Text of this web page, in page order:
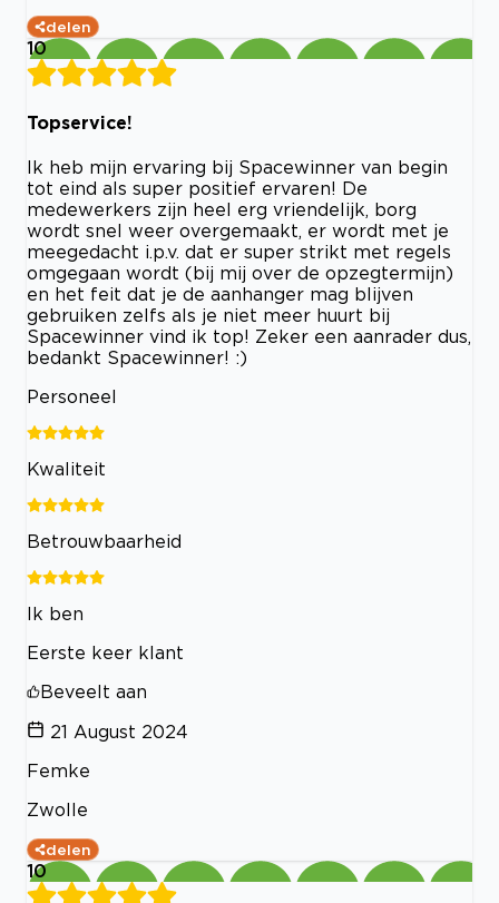
delen
10
Topservice!
Ik heb mijn ervaring bij Spacewinner van begin
tot eind als super positief ervaren! De
medewerkers zijn heel erg vriendelijk, borg
wordt snel weer overgemaakt, er wordt met je
meegedacht i.p.v. dat er super strikt met regels
omgegaan wordt (bij mij over de opzegtermijn)
en het feit dat je de aanhanger mag blijven
gebruiken zelfs als je niet meer huurt bij
Spacewinner vind ik top! Zeker een aanrader dus,
bedankt Spacewinner! :)
Personeel
Kwaliteit
Betrouwbaarheid
Ik ben
Eerste keer klant
Beveelt aan
21 August 2024
Femke
Zwolle
delen
10